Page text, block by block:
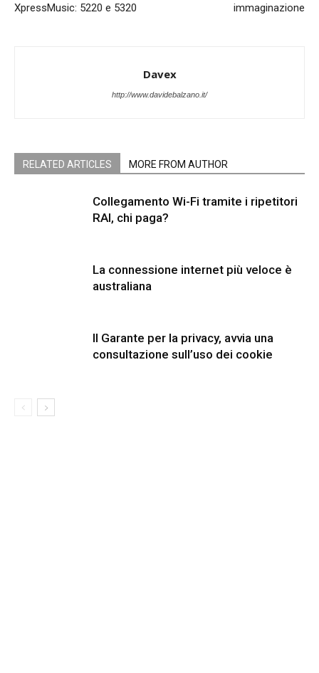
XpressMusic: 5220 e 5320
immaginazione
Davex
http://www.davidebalzano.it/
RELATED ARTICLES MORE FROM AUTHOR
Collegamento Wi-Fi tramite i ripetitori
RAI, chi paga?
La connessione internet più veloce è
australiana
Il Garante per la privacy, avvia una
consultazione sull’uso dei cookie